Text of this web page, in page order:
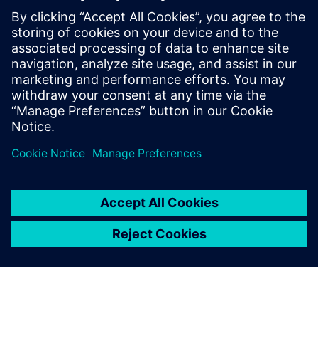
Optimizirajte upotrebu i potrošnju licence na temelju
trenutnih i povijesnih podataka. Dobijte uvid u
dostupnost softverske licence, upotrebu, status posla
i još mnogo toga u stvarnom vremenu.